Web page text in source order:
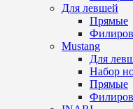
Для левшей
Прямые
Mustang
Для
Набор
Прямые